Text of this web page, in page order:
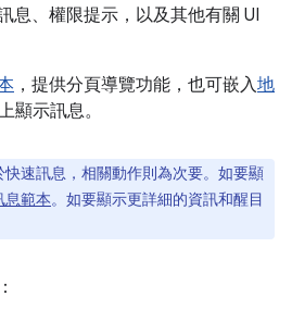
息、權限提示，以及其他有關 UI
，提供分頁導覽功能，也可嵌入地
顯示訊息。
速訊息，相關動作則為次要。如要顯
息範本。如要顯示更詳細的資訊和醒目